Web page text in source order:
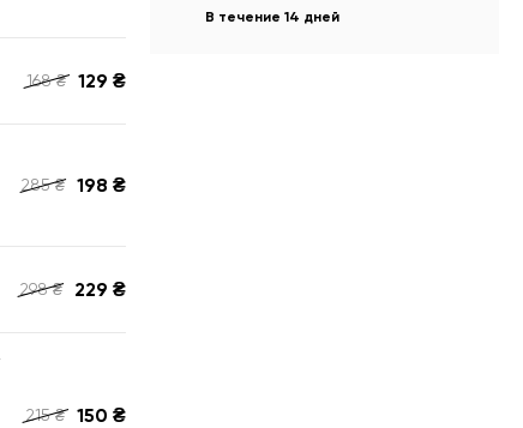
168₴ 129 ₴
285₴ 198 ₴
298₴ 229 ₴
215₴ 150 ₴
В течение 14 дней